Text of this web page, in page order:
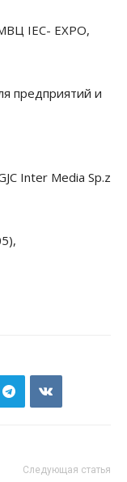
IEC- EXPO,
предприятий и
Inter Media Sp.z
Следующая статья